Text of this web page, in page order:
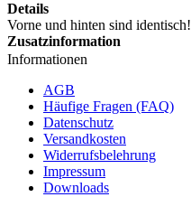
Details
Vorne und hinten sind identisch!
Zusatzinformation
Informationen
AGB
Häufige Fragen (FAQ)
Datenschutz
Versandkosten
Widerrufsbelehrung
Impressum
Downloads